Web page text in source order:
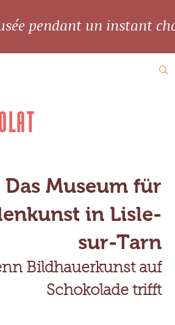
pendant un instant
Das Museum für
in Lisle-
sur-Tarn
Bildhauerkunst auf
Schokolade trifft